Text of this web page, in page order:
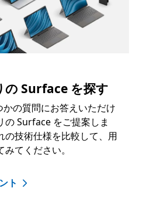
の Surface を探す
の質問にお答えいただけ
の Surface をご提案しま
の技術仕様を比較して、用
てください。
ト